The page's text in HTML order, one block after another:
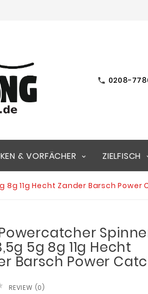
 0208-
& VORFÄCHER ZIELFISCH
8g 11g Hecht Zander Barsch Power
5g 8g 11g Hecht
Barsch Power
REVIEW (0)